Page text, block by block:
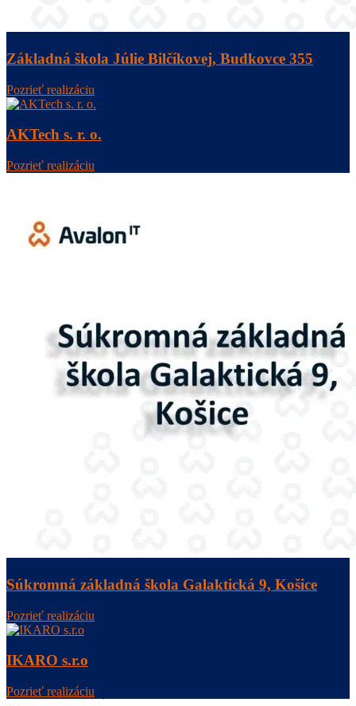
Základná škola Júlie Bilčíkovej, Budkovce 355
Pozrieť realizáciu
AKTech s. r. o.
Pozrieť realizáciu
Súkromná základná škola Galaktická 9, Košice
Pozrieť realizáciu
IKARO s.r.o
Pozrieť realizáciu